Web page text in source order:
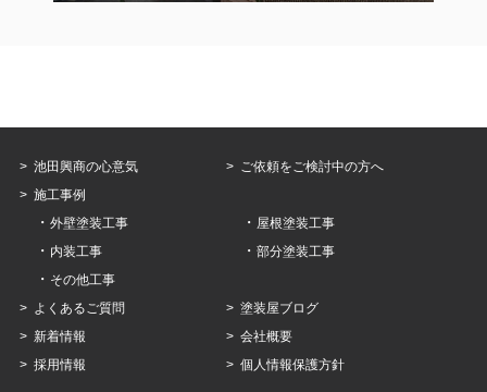
池田興商の心意気
ご依頼をご検討中の方へ
施工事例
外壁塗装工事
屋根塗装工事
内装工事
部分塗装工事
その他工事
よくあるご質問
塗装屋ブログ
新着情報
会社概要
採用情報
個人情報保護方針